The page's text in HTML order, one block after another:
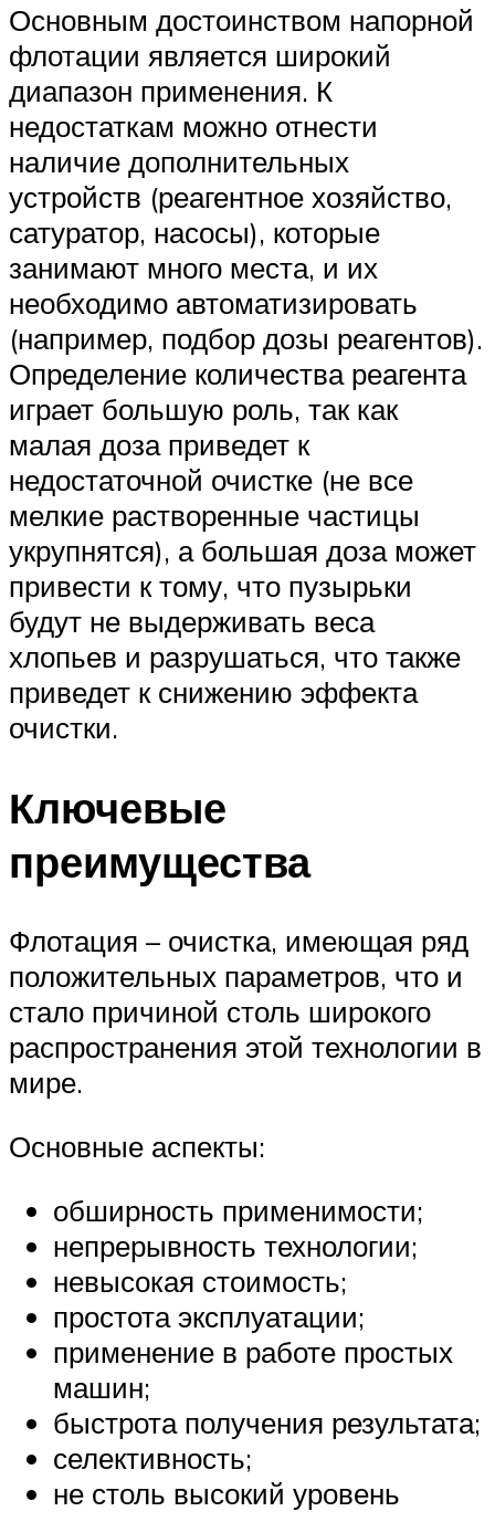
Основным достоинством напорной
флотации является широкий
диапазон применения. К
недостаткам можно отнести
наличие дополнительных
устройств (реагентное хозяйство,
сатуратор, насосы), которые
занимают много места, и их
необходимо автоматизировать
(например, подбор дозы реагентов).
Определение количества реагента
играет большую роль, так как
малая доза приведет к
недостаточной очистке (не все
мелкие растворенные частицы
укрупнятся), а большая доза может
привести к тому, что пузырьки
будут не выдерживать веса
хлопьев и разрушаться, что также
приведет к снижению эффекта
очистки.
Ключевые
преимущества
Флотация – очистка, имеющая ряд
положительных параметров, что и
стало причиной столь широкого
распространения этой технологии в
мире.
Основные аспекты:
обширность применимости;
непрерывность технологии;
невысокая стоимость;
простота эксплуатации;
применение в работе простых
машин;
быстрота получения результата;
селективность;
не столь высокий уровень